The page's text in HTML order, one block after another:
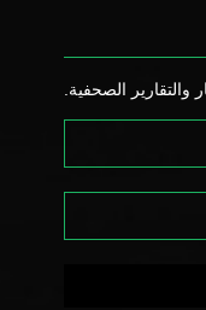
والتقارير الصحفية.